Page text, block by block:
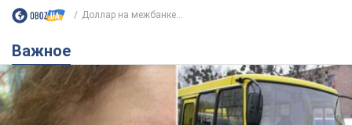
Доллар на межбанке...
Важное